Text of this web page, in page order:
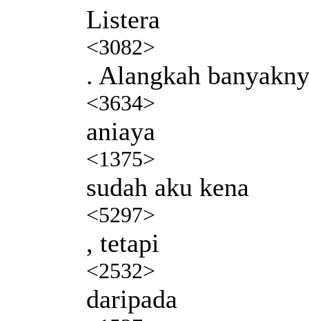
Listera
<3082>
. Alangkah
<3634>
aniaya
<1375>
sudah aku kena
<5297>
, tetapi
<2532>
daripada